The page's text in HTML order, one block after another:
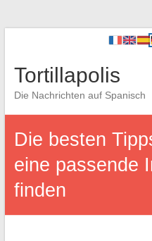
Tortillapolis
Die Nachrichten auf Spanisch
Die besten
eine passende
finden